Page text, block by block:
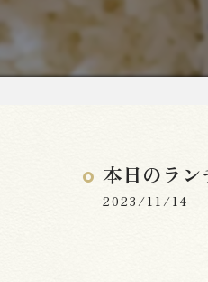
本日のラン
2023/11/14